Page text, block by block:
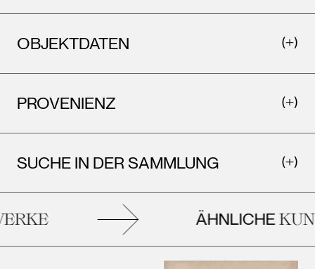
OBJEKTDATEN
PROVENIENZ
SUCHE IN DER SAMMLUNG
ÄHNLICHE